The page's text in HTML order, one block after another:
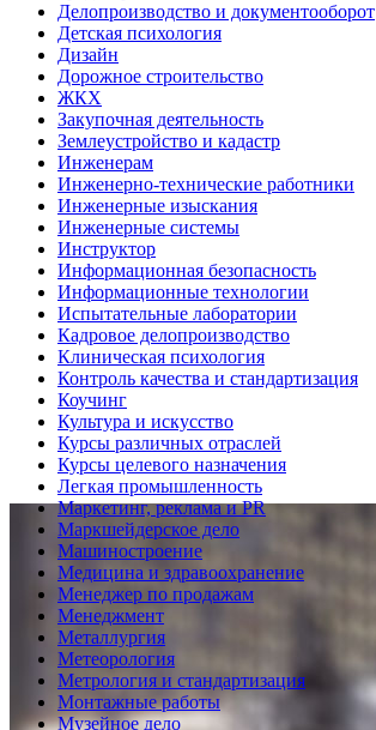
Делопроизводство и документооборот
Детская психология
Дизайн
Дорожное строительство
ЖКХ
Закупочная деятельность
Землеустройство и кадастр
Инженерам
Инженерно-технические работники
Инженерные изыскания
Инженерные системы
Инструктор
Информационная безопасность
Информационные технологии
Испытательные лаборатории
Кадровое делопроизводство
Клиническая психология
Контроль качества и стандартизация
Коучинг
Культура и искусство
Курсы различных отраслей
Курсы целевого назначения
Легкая промышленность
Маркетинг, реклама и PR
Маркшейдерское дело
Машиностроение
Медицина и здравоохранение
Менеджер по продажам
Менеджмент
Металлургия
Метеорология
Метрология и стандартизация
Монтажные работы
Музейное дело